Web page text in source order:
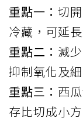
重點一： 切
冷藏，可延
重點二： 減
抑制氧化及
重點三： 西
存比切成小